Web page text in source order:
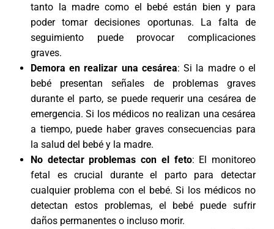
tanto la madre como el bebé están bien y para
poder tomar decisiones oportunas. La falta de
seguimiento puede provocar complicaciones
graves.
Demora en realizar una cesárea: Si la madre o el
bebé presentan señales de problemas graves
durante el parto, se puede requerir una cesárea de
emergencia. Si los médicos no realizan una cesárea
a tiempo, puede haber graves consecuencias para
la salud del bebé y la madre.
No detectar problemas con el feto: El monitoreo
fetal es crucial durante el parto para detectar
cualquier problema con el bebé. Si los médicos no
detectan estos problemas, el bebé puede sufrir
daños permanentes o incluso morir.